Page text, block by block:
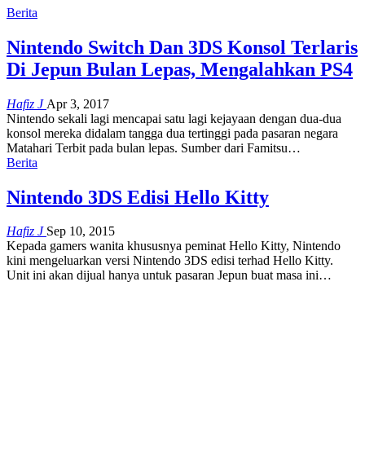
Berita
Nintendo Switch Dan 3DS Konsol Terlaris
Di Jepun Bulan Lepas, Mengalahkan PS4
Hafiz J Apr 3, 2017
Nintendo sekali lagi mencapai satu lagi kejayaan dengan dua-dua
konsol mereka didalam tangga dua tertinggi pada pasaran negara
Matahari Terbit pada bulan lepas. Sumber dari Famitsu…
Berita
Nintendo 3DS Edisi Hello Kitty
Hafiz J Sep 10, 2015
Kepada gamers wanita khususnya peminat Hello Kitty, Nintendo
kini mengeluarkan versi Nintendo 3DS edisi terhad Hello Kitty.
Unit ini akan dijual hanya untuk pasaran Jepun buat masa ini…